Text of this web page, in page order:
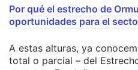
Por qué el estrecho de
oportunidades para el
A estas alturas, ya
total o parcial – del